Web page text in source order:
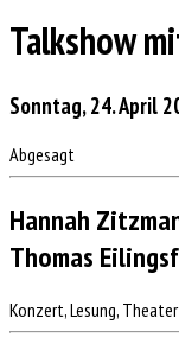
Talkshow
Sonntag, 24. April
Abgesagt
Hannah
Thomas
Konzert, Lesung, Theater